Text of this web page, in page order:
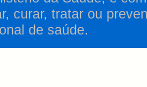
curar, tratar ou
de saúde.